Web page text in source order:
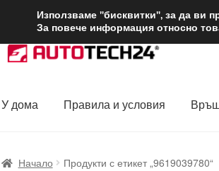
ДОСТАВКА от
Skip
to
Skip
to
У дома
Правила и условия
Начало Продукти с етикет „9619039780“
Използваме "бисквитки", за да ви
За повече информация относно